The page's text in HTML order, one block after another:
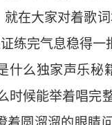
在大家对着歌
练完气息稳得一
么独家声乐秘
时候能举着唱完